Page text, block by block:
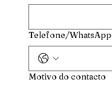
Telefone/WhatsApp
Motivo do contacto